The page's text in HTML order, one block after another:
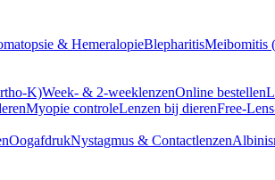
& HemeralopieBlepharitisMeibomitis
K)Week- & 2-weeklenzenOnline bestellen
Myopie controleLenzen bij dierenFree-
OogafdrukNystagmus & Contactlenzen